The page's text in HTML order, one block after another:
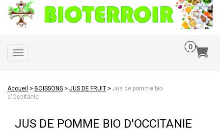
Toggle
navigation
Accueil > BOISSONS > JUS DE FRUIT > Jus de pomme bio
d'Occitanie
JUS DE POMME BIO D'OCCITANIE